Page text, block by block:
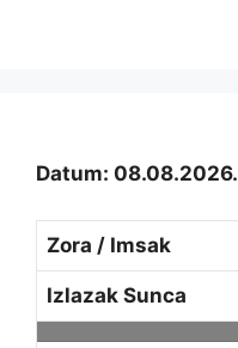
Datum: 08.08.2026.
Zora / Imsak
Izlazak Sunca